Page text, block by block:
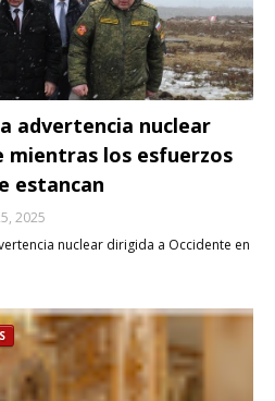
advertencia nuclear
mientras los esfuerzos
estancan
2025
nuclear dirigida a Occidente en